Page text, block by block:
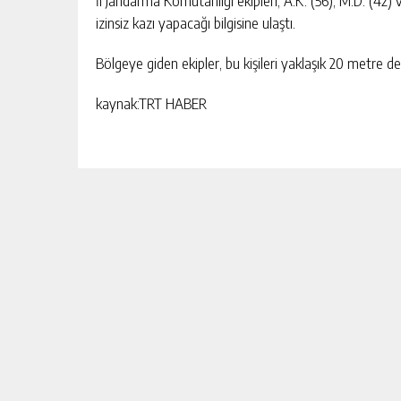
izinsiz kazı yapacağı bilgisine ulaştı.
Bölgeye giden ekipler, bu kişileri yaklaşık 20 metre
kaynak:TRT HABER
HAYIRSEVER İŞ İNSANI MEHMET
“ÇANAKKALE, BIR MILLETIN
DOĞUŞUDUR”